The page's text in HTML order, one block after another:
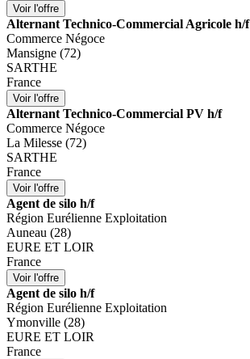
Alternant Technico-Commercial Agricole h/f
Commerce Négoce
Mansigne (72)
SARTHE
France
Alternant Technico-Commercial PV h/f
Commerce Négoce
La Milesse (72)
SARTHE
France
Agent de silo h/f
Région Eurélienne Exploitation
Auneau (28)
EURE ET LOIR
France
Agent de silo h/f
Région Eurélienne Exploitation
Ymonville (28)
EURE ET LOIR
France